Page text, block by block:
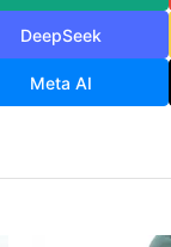
DeepSeek
Meta AI